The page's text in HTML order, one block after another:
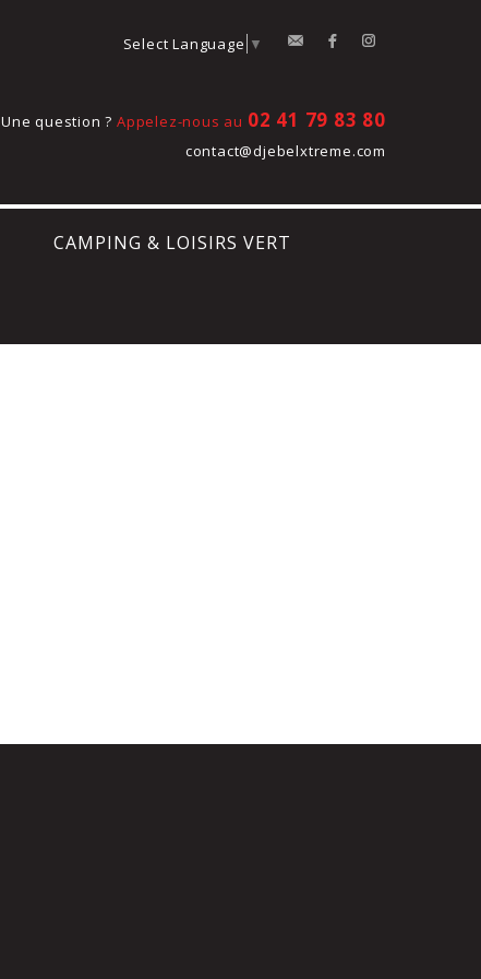
contactFacebook
Select Language ▼
Une question ? Appelez-nous au 02 41 79 83 80
contact@djebelxtreme.com
CAMPING & LOISIRS VERT